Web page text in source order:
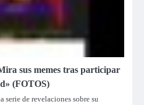
sus memes tras participar
(FOTOS)
serie de revelaciones sobre su